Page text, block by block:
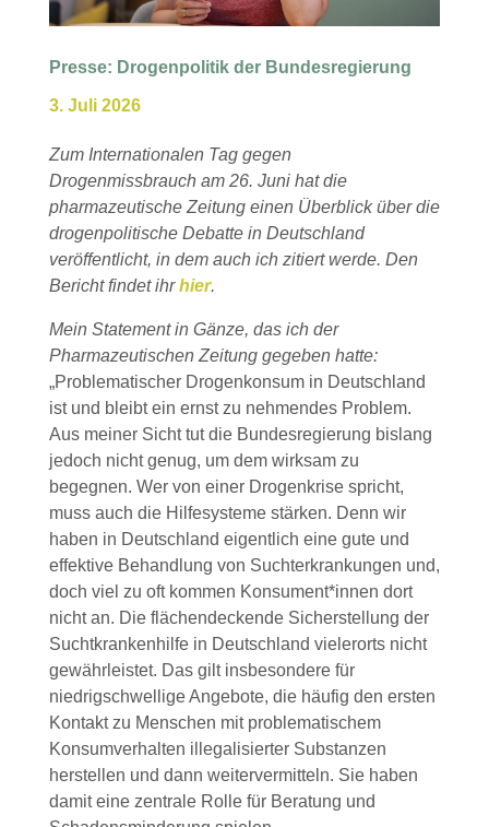
Presse: Drogenpolitik der Bundesregierung
3. Juli 2026
Zum Internationalen Tag gegen
Drogenmissbrauch am 26. Juni hat die
pharmazeutische Zeitung einen Überblick über die
drogenpolitische Debatte in Deutschland
veröffentlicht, in dem auch ich zitiert werde. Den
Bericht findet ihrhier.
Mein Statement in Gänze, das ich der
Pharmazeutischen Zeitung gegeben hatte:
„Problematischer Drogenkonsum in Deutschland
ist und bleibt ein ernst zu nehmendes Problem.
Aus meiner Sicht tut die Bundesregierung bislang
jedoch nicht genug, um dem wirksam zu
begegnen. Wer von einer Drogenkrise spricht,
muss auch die Hilfesysteme stärken. Denn wir
haben in Deutschland eigentlich eine gute und
effektive Behandlung von Suchterkrankungen und,
doch viel zu oft kommen Konsument*innen dort
nicht an. Die flächendeckende Sicherstellung der
Suchtkrankenhilfe in Deutschland vielerorts nicht
gewährleistet. Das gilt insbesondere für
niedrigschwellige Angebote, die häufig den ersten
Kontakt zu Menschen mit problematischem
Konsumverhalten illegalisierter Substanzen
herstellen und dann weitervermitteln. Sie haben
damit eine zentrale Rolle für Beratung und